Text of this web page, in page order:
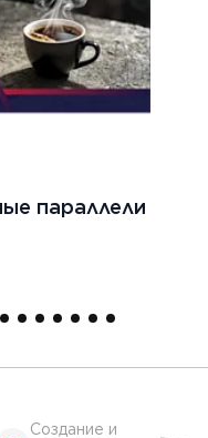
параллели
Создание и